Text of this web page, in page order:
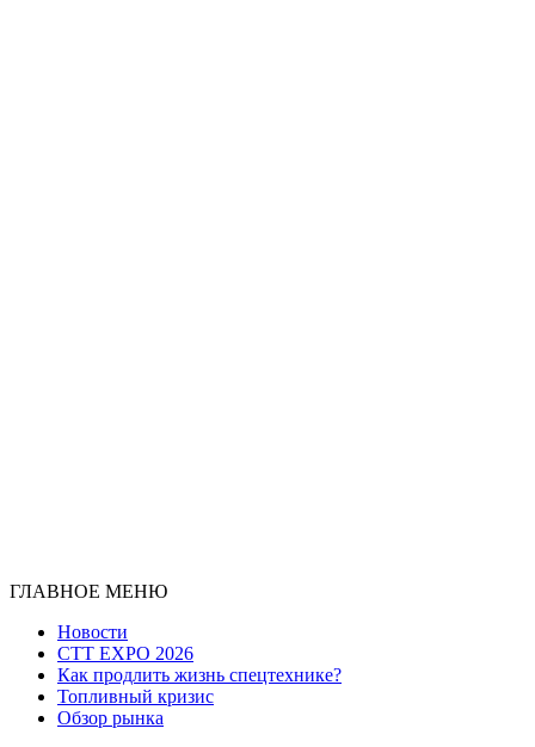
ГЛАВНОЕ МЕНЮ
Новости
CTT EXPO 2026
Как продлить жизнь спецтехнике?
Топливный кризис
Обзор рынка